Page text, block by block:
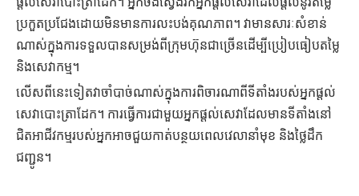
ប្រកួតប្រជែងដោយមិនមានការលះបង់គុណភាព។ វាមានសារៈសំខាន់
ណាស់ក្នុងការទទួលបានសម្រង់ពីក្រុមហ៊ុនជាច្រើនដើម្បីប្រៀបធៀបតម្លៃ
និងសេវាកម្ម។
លើសពីនេះទៀតវាចាំបាច់ណាស់ក្នុងការពិចារណាពីទីតាំងរបស់អ្នកផ្តល់
សេវាបោះត្រាដែក។ ការធ្វើការជាមួយអ្នកផ្តល់សេវាដែលមានទីតាំងនៅ
ជិតអាជីវកម្មរបស់អ្នកអាចជួយកាត់បន្ថយពេលវេលានាំមុខ និងថ្លៃដឹក
ជញ្ជូន។